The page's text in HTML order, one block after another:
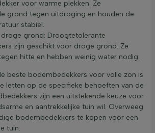
voor warme plekken. Ze
grond tegen uitdroging en houden de
stabiel.
grond: Droogtetolerante
zijn geschikt voor droge grond. Ze
hitte en hebben weinig water nodig.
beste bodembedekkers voor volle zon is
letten op de specifieke behoeften van de
zijn een uitstekende keuze voor
en aantrekkelijke tuin wil. Overweeg
bodembedekkers te kopen voor een
tuin.